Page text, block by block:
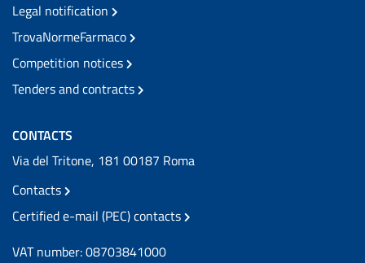
Legal notification
TrovaNormeFarmaco
Competition notices
Tenders and contracts
CONTACTS
Via del Tritone, 181 00187 Roma
Contacts
Certified e-mail (PEC) contacts
VAT number: 08703841000